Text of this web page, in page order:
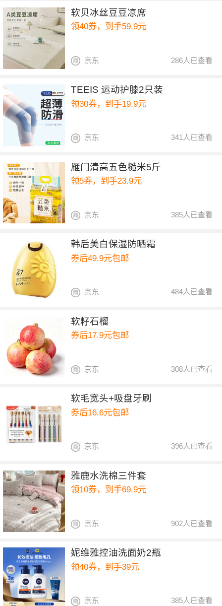
软贝冰丝豆豆凉席
领40券，到手59.9元
286人已查看
京东
TEEIS 运动护膝2只装
领30券，到手19.9元
341人已查看
京东
雁门清高五色糙米5斤
领5券，到手23.9元
385人已查看
京东
韩后美白保湿防晒霜
券后49.9元包邮
484人已查看
京东
软籽石榴
券后17.9元包邮
308人已查看
京东
软毛宽头+吸盘牙刷
券后16.6元包邮
396人已查看
京东
雅鹿水洗棉三件套
领10券，到手69.9元
902人已查看
京东
妮维雅控油洗面奶2瓶
领40券，到手39元
385人已查看
京东